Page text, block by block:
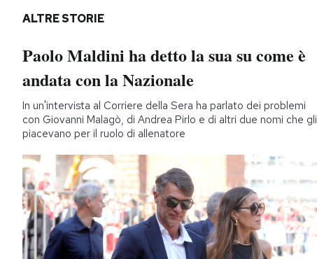
ALTRE STORIE
Paolo Maldini ha detto la sua su come è
andata con la Nazionale
In un'intervista al Corriere della Sera ha parlato dei problemi
con Giovanni Malagò, di Andrea Pirlo e di altri due nomi che gli
piacevano per il ruolo di allenatore